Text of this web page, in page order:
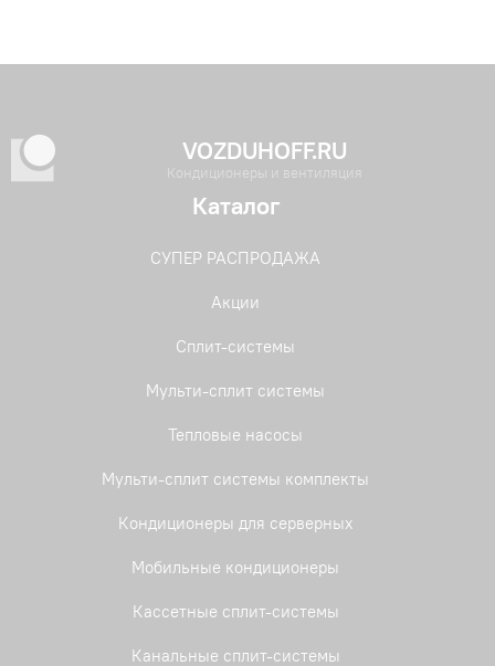
VOZDUHOFF.RU
Кондиционеры и вентиляция
Каталог
СУПЕР РАСПРОДАЖА
Акции
Сплит-системы
Мульти-сплит системы
Тепловые насосы
Мульти-сплит системы комплекты
Кондиционеры для серверных
Мобильные кондиционеры
Кассетные сплит-системы
Канальные сплит-системы